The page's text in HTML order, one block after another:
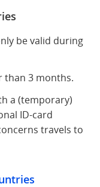
be valid during
than 3 months.
a (temporary)
ID-card
travels to